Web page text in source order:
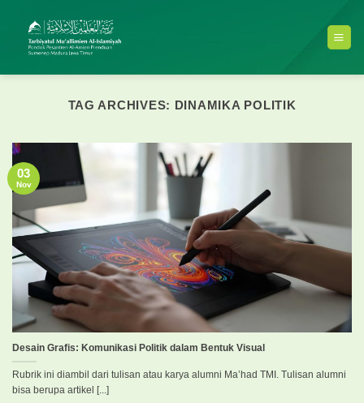
content
TAG ARCHIVES: DINAMIKA POLITIK
Desain Grafis: Komunikasi Politik dalam Bentuk Visual
Rubrik ini diambil dari tulisan atau karya alumni Ma’had TMI. Tulisan alumni
bisa berupa artikel [...]
03
Nov